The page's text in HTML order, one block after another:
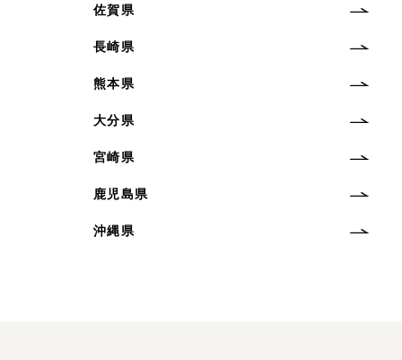
佐賀県
長崎県
熊本県
大分県
宮崎県
鹿児島県
沖縄県